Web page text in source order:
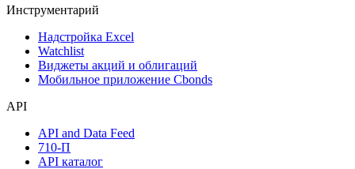
Инструментарий
Надстройка Excel
Watchlist
Виджеты акций и облигаций
Мобильное приложение Cbonds
API
API and Data Feed
710-П
API каталог